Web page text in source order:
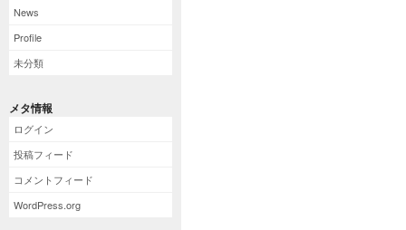
News
Profile
未分類
メタ情報
ログイン
投稿フィード
コメントフィード
WordPress.org